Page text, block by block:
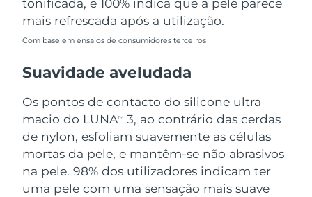
tonificada, e 100% indica que a pele parece
mais refrescada após a utilização.
Com base em ensaios de consumidores terceiros
Suavidade aveludada
Os pontos de contacto do silicone ultra
macio do LUNATM
3, ao contrário das cerdas
de nylon, esfoliam suavemente as células
mortas da pele, e mantêm-se não abrasivos
na pele. 98% dos utilizadores indicam ter
uma pele com uma sensação mais suave
Estados Unidos Entrega prevista8/9/26
Uzbequistão Entrega prevista
Vietnã Entrega prevista